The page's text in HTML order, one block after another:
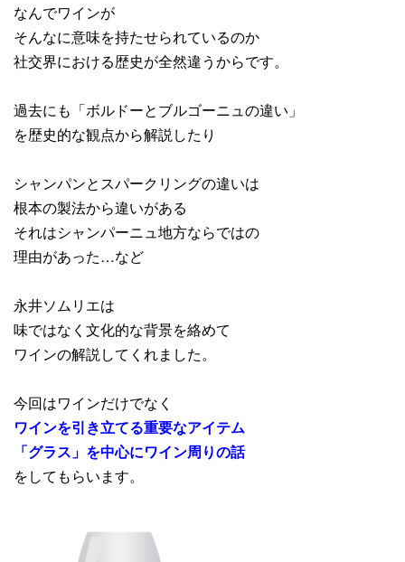
なんでワインが
そんなに意味を持たせられているのか
社交界における歴史が全然違うからです。
過去にも「ボルドーとブルゴーニュの違い」
を歴史的な観点から解説したり
シャンパンとスパークリングの違いは
根本の製法から違いがある
それはシャンパーニュ地方ならではの
理由があった…など
永井ソムリエは
味ではなく文化的な背景を絡めて
ワインの解説してくれました。
今回はワインだけでなく
ワインを引き立てる重要なアイテム
「グラス」を中心にワイン周りの話
をしてもらいます。